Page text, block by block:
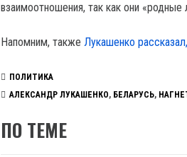
взаимоотношения, так как они «родные
Напомним, также Лукашенко
ПОЛИТИКА
АЛЕКСАНДР ЛУКАШЕНКО, БЕЛАРУСЬ,
ПО ТЕМЕ